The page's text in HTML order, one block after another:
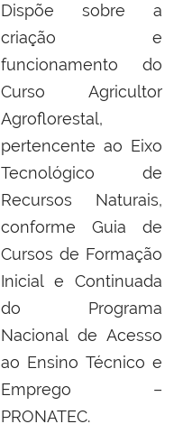
Dispõe sobre a
criação e
funcionamento do
Curso Agricultor
Agroflorestal,
pertencente ao Eixo
Tecnológico de
Recursos Naturais,
conforme Guia de
Cursos de Formação
Inicial e Continuada
do Programa
Nacional de Acesso
ao Ensino Técnico e
Emprego –
PRONATEC.